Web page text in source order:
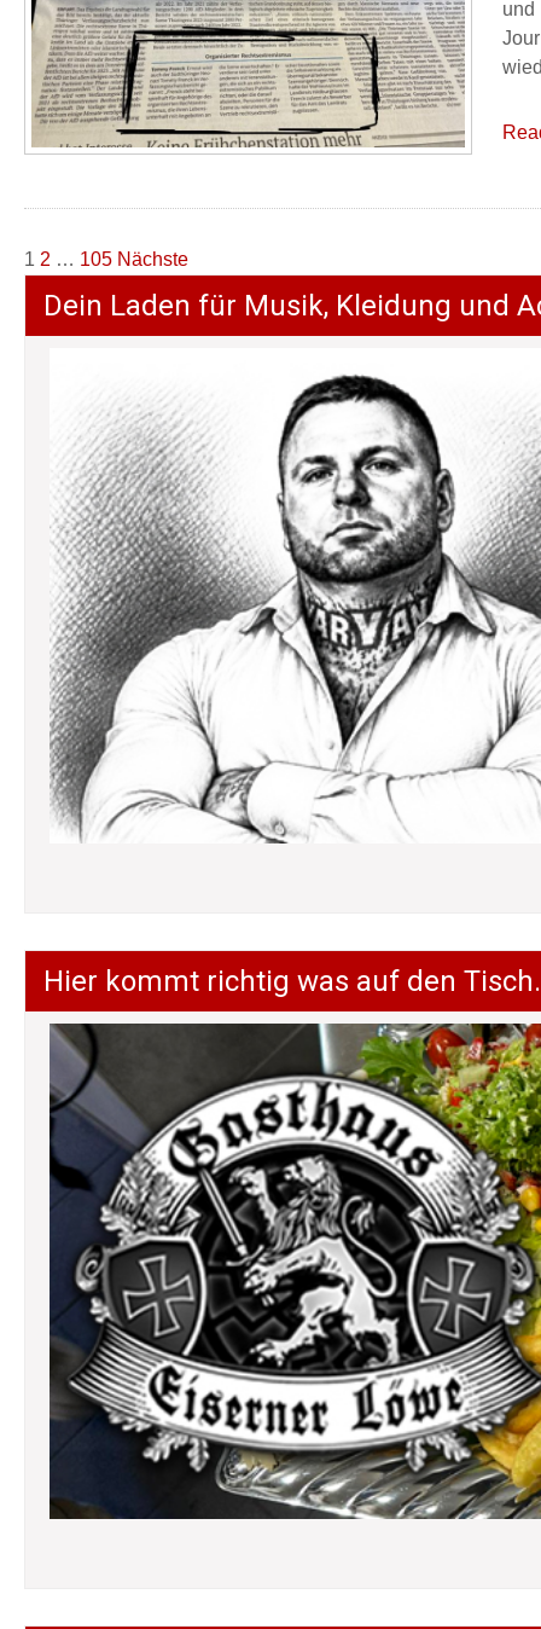
und
Seitennummerierung
der
Beiträge
1 2 … 105 Nächste
Dein Laden für Musik, Kleidung und
Hier kommt richtig was auf den Tisch.